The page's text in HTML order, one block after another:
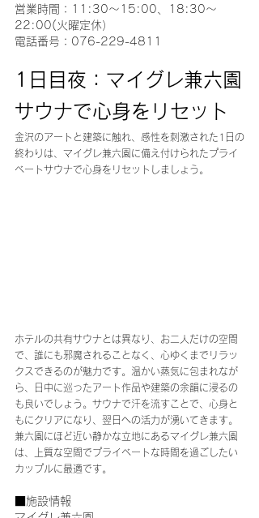
営業時間：11:30～15:00、18:30～
22:00(火曜定休）
電話番号：076-229-4811
1日目夜：マイグレ兼六園
サウナで心身をリセット
金沢のアートと建築に触れ、感性を刺激された1日の
終わりは、マイグレ兼六園に備え付けられたプライ
ベートサウナで心身をリセットしましょう。
ホテルの共有サウナとは異なり、お二人だけの空間
で、誰にも邪魔されることなく、心ゆくまでリラッ
クスできるのが魅力です。温かい蒸気に包まれなが
ら、日中に巡ったアート作品や建築の余韻に浸るの
も良いでしょう。サウナで汗を流すことで、心身と
もにクリアになり、翌日への活力が湧いてきます。
兼六園にほど近い静かな立地にあるマイグレ兼六園
は、上質な空間でプライベートな時間を過ごしたい
カップルに最適です。
■施設情報